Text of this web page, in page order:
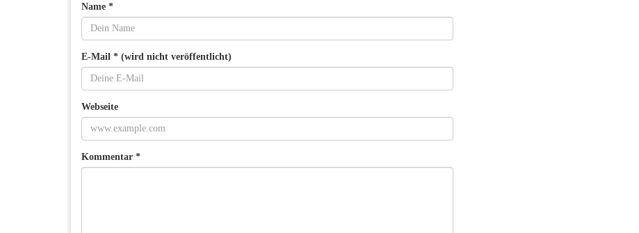
Name *
E-Mail * (wird nicht veröffentlicht)
Webseite
Kommentar *